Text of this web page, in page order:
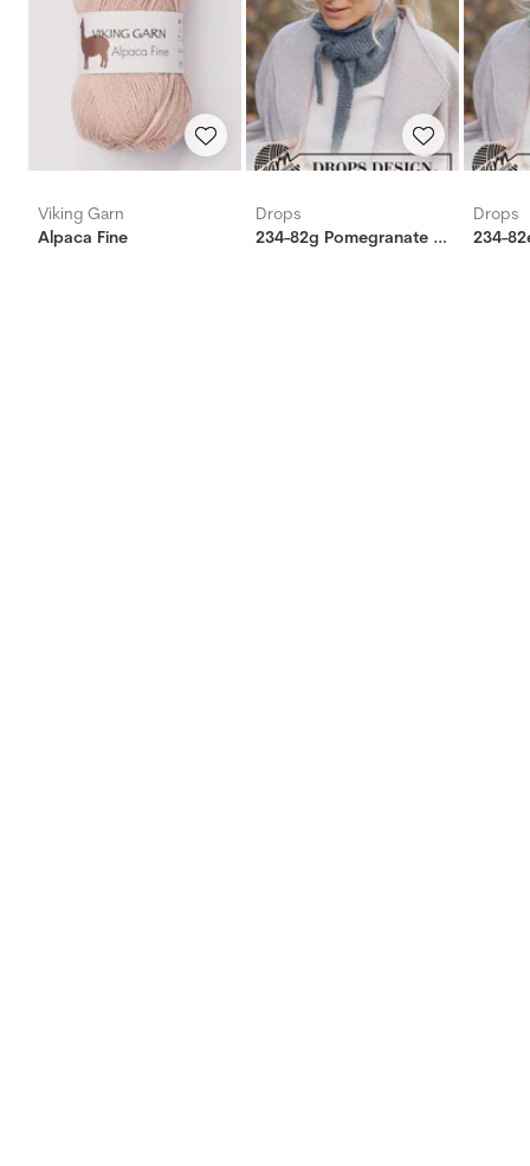
Viking Garn
Alpaca Fine
Drops
234-82g Pomegranate Shawl
Drops